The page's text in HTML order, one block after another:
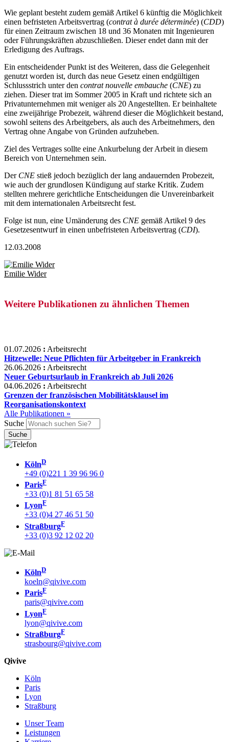
Wie geplant besteht zudem gemäß Artikel 6 künftig die Möglichkeit
einen befristeten Arbeitsvertrag (contrat à durée déterminée) (CDD)
für einen Zeitraum zwischen 18 und 36 Monaten mit Ingenieuren
oder Führungskräften abzuschließen. Dieser endet dann mit der
Erledigung des Auftrags.
Ein entscheidender Punkt ist des Weiteren, dass die Gelegenheit
genutzt worden ist, durch das neue Gesetz einen endgültigen
Schlussstrich unter den contrat nouvelle embauche (CNE) zu
ziehen. Dieser trat im Sommer 2005 in Kraft und richtete sich an
Privatunternehmen mit weniger als 20 Angestellten. Er beinhaltete
eine zweijährige Probezeit, während dieser die Möglichkeit bestand,
sowohl seitens des Arbeitgebers, als auch des Arbeitnehmers, den
Vertrag ohne Angabe von Gründen aufzuheben.
Ziel des Vertrages sollte eine Ankurbelung der Arbeit in diesem
Bereich von Unternehmen sein.
Der CNE stieß jedoch bezüglich der lang andauernden Probezeit,
wie auch der grundlosen Kündigung auf starke Kritik. Zudem
stellten mehrere gerichtliche Entscheidungen die Unvereinbarkeit
mit dem internationalen Arbeitsrecht fest.
Folge ist nun, eine Umänderung des CNE gemäß Artikel 9 des
Gesetzesentwurf in einen unbefristeten Arbeitsvertrag (CDI).
12.03.2008
Emilie Wider
Weitere Publikationen zu ähnlichen Themen
01.07.2026 : Arbeitsrecht
Hitzewelle: Neue Pflichten für Arbeitgeber in Frankreich
26.06.2026 : Arbeitsrecht
Neuer Geburtsurlaub in Frankreich ab Juli 2026
04.06.2026 : Arbeitsrecht
Grenzen der französischen Mobilitätsklausel im
Reorganisationskontext
Alle Publikationen »
Suche
KölnD
+49 (0)221 1 39 96 96 0
ParisF
+33 (0)1 81 51 65 58
LyonF
+33 (0)4 27 46 51 50
StraßburgF
+33 (0)3 92 12 02 20
KölnD
koeln@qivive.com
ParisF
paris@qivive.com
LyonF
lyon@qivive.com
StraßburgF
strasbourg@qivive.com
Qivive
Köln
Paris
Lyon
Straßburg
Unser Team
Leistungen